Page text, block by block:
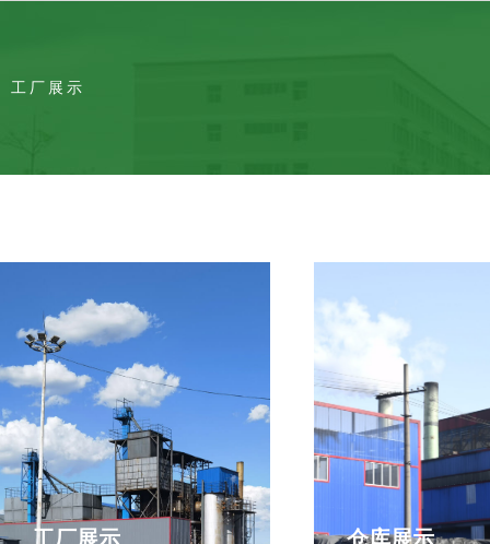
工厂展示
工厂展示 仓库展示